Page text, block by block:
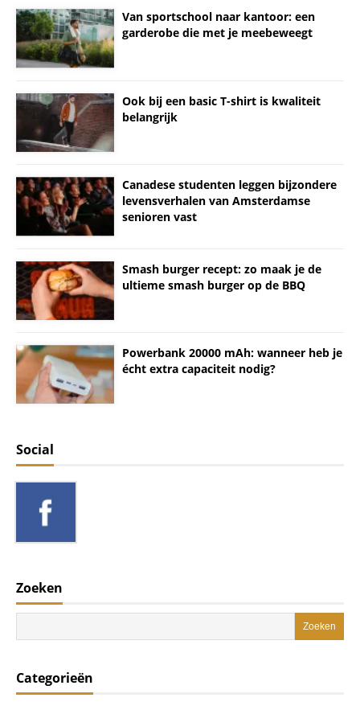
Van sportschool naar kantoor: een
garderobe die met je meebeweegt
Ook bij een basic T-shirt is kwaliteit
belangrijk
Canadese studenten leggen bijzondere
levensverhalen van Amsterdamse
senioren vast
Smash burger recept: zo maak je de
ultieme smash burger op de BBQ
Powerbank 20000 mAh: wanneer heb je
écht extra capaciteit nodig?
Social
Zoeken
Categorieën